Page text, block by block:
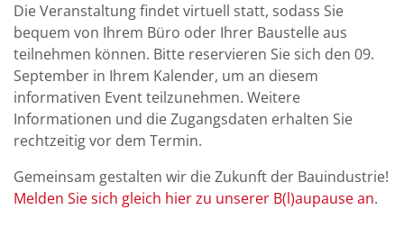
Die Veranstaltung findet virtuell statt, sodass Sie
bequem von Ihrem Büro oder Ihrer Baustelle aus
teilnehmen können. Bitte reservieren Sie sich den 09.
September in Ihrem Kalender, um an diesem
informativen Event teilzunehmen. Weitere
Informationen und die Zugangsdaten erhalten Sie
rechtzeitig vor dem Termin.
Gemeinsam gestalten wir die Zukunft der Bauindustrie!
Melden Sie sich gleich hier zu unserer B(l)aupause an.